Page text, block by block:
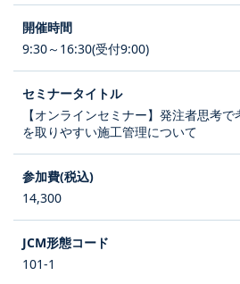
9:30～16:30(受付9:00)
【オンラインセミナー】発注者思考
を取りやすい施工管理について
14,300
101-1